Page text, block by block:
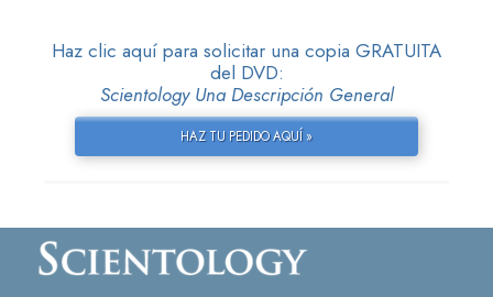
Haz clic aquí para solicitar una copia GRATUITA
del DVD:
Scientology Una Descripción General
HAZ TU PEDIDO AQUÍ »